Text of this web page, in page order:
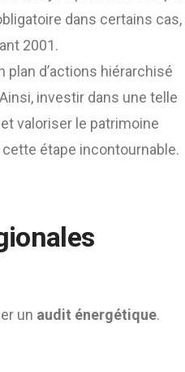
dans certains cas,
2001.
plan d’actions hiérarchisé
investir dans une telle
valoriser le patrimoine
étape incontournable.
un audit énergétique.